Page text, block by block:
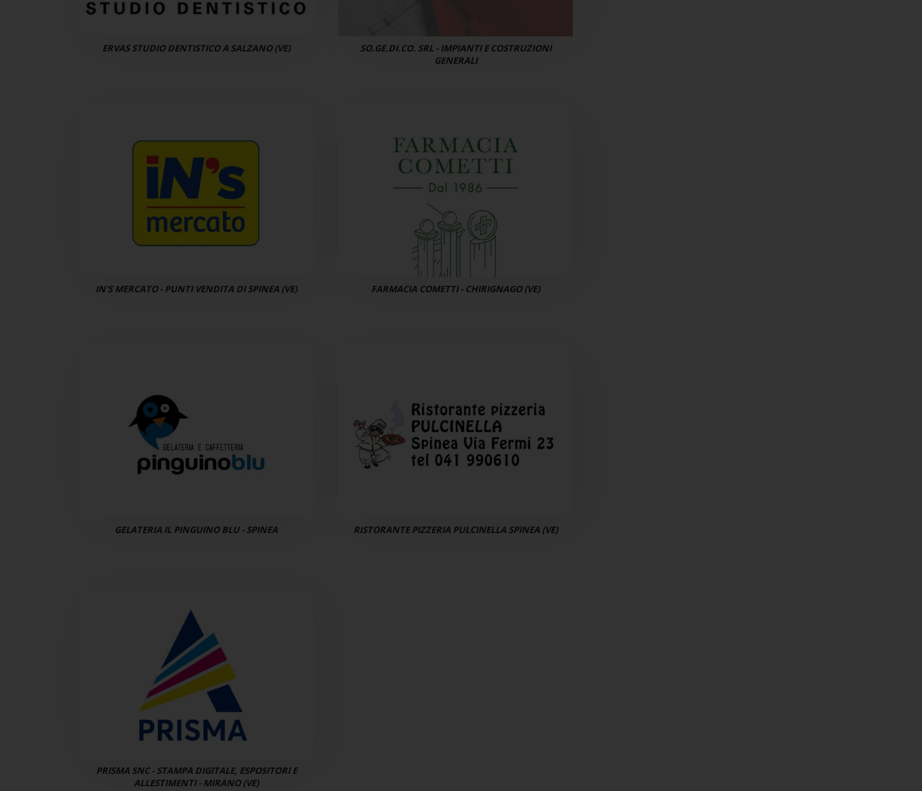
ERVAS STUDIO DENTISTICO A SALZANO (VE)
SO.GE.DI.CO. SRL - IMPIANTI E COSTRUZIONI
GENERALI
IN'S MERCATO - PUNTI VENDITA DI SPINEA (VE) FARMACIA COMETTI - CHIRIGNAGO (VE)
GELATERIA IL PINGUINO BLU - SPINEA RISTORANTE PIZZERIA PULCINELLA SPINEA (VE)
PRISMA SNC - STAMPA DIGITALE, ESPOSITORI E
ALLESTIMENTI - MIRANO (VE)